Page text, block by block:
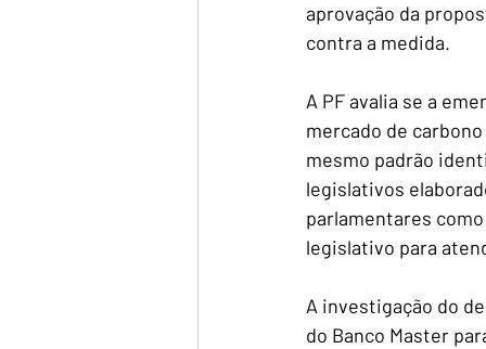
aprovação da
contra a medida.
A PF avalia se a
mercado de
mesmo padrão
legislativos
parlamentares
legislativo para
A investigação do
do Banco Master